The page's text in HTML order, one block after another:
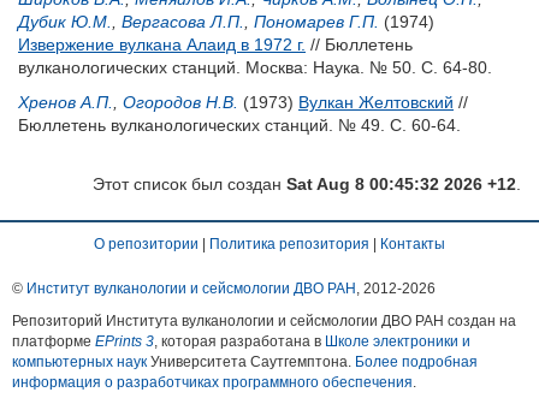
Дубик Ю.М.
Вергасова Л.П. Пономарев Г.П. (1974)
Извержение вулкана Алаид в 1972 г. // Бюллетень
вулканологических станций. Москва: Наука. № 50. С. 64-80.
Хренов А.П.
Огородов Н.В. (1973) Вулкан Желтовский //
Бюллетень вулканологических станций. № 49. С. 60-64.
Этот список был создан Sat Aug 8 00:45:32 2026 +12
О репозитории Политика репозитория Контакты
© Институт вулканологии и сейсмологии ДВО РАН , 2012-2026
Репозиторий Института вулканологии и сейсмологии ДВО РАН создан на
платформе EPrints 3, которая разработана в Школе электроники и
компьютерных наук Университета Саутгемптона. Более подробная
информация о разработчиках программного обеспечения.